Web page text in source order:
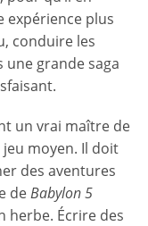
expérience plus
conduire les
grande saga
un vrai maître de
moyen. Il doit
des aventures
deBabylon 5
herbe. Écrire des